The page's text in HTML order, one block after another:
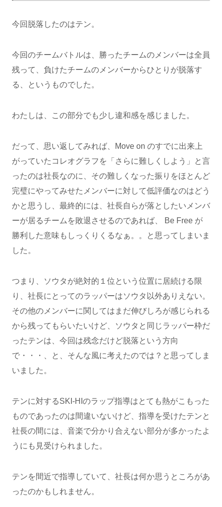
今回脱落したのはテン。
今回のチームバトルは、勝ったチームのメンバーは全員
残って、負けたチームのメンバーからひとりが脱落す
る、というものでした。
わたしは、この部分でも少し違和感を感じました。
だって、思い返してみれば、Move on のすでに出来上
がっていたコレオグラフを「さらに難しくしよう」と言
ったのは社長なのに、その難しくなった振りをほとんど
完璧にやってみせたメンバーに対して低評価なのはどう
かと思うし、最終的には、社長自らが落としたいメンバ
ーが居るチームを敗退させるのであれば、 Be Free が
勝利した意味もしっくりくるなぁ。。と思ってしまいま
した。
つまり、ソウタが絶対的１位という位置に居続ける限
り、社長にとってのラッパーはソウタ以外ありえない。
その他のメンバーに関してはまだ伸びしろが感じられる
から残ってもらいたいけど、ソウタと同じラッパー枠だ
ったテンは、今回は残念だけど脱落という方向
で・・・、と、そんな風に考えたのでは？と思ってしま
いました。
テンに対するSKI-HIのラップ指導はとても熱がこもった
ものであったのは間違いないけど、指導を受けたテンと
社長の間には、音楽で分かり合えない部分が多かったよ
うにも見受けられました。
テンを間近で指導していて、社長は何か思うところがあ
ったのかもしれません。